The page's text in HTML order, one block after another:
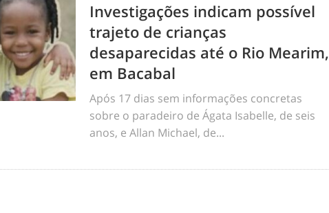
Investigações indicam possível
trajeto de crianças
desaparecidas até o Rio Mearim,
em Bacabal
Após 17 dias sem informações concretas
sobre o paradeiro de Ágata Isabelle, de seis
anos, e Allan Michael, de...